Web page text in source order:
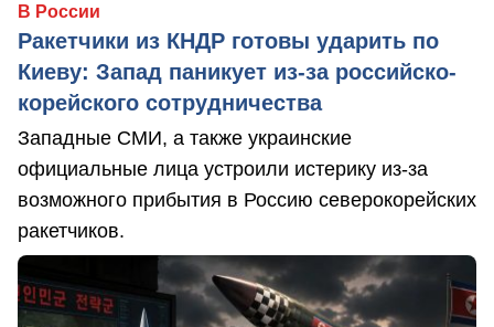
В России
Ракетчики из КНДР готовы ударить по
Киеву: Запад паникует из-за российско-
корейского сотрудничества
Западные СМИ, а также украинские
официальные лица устроили истерику из-за
возможного прибытия в Россию северокорейских
ракетчиков.